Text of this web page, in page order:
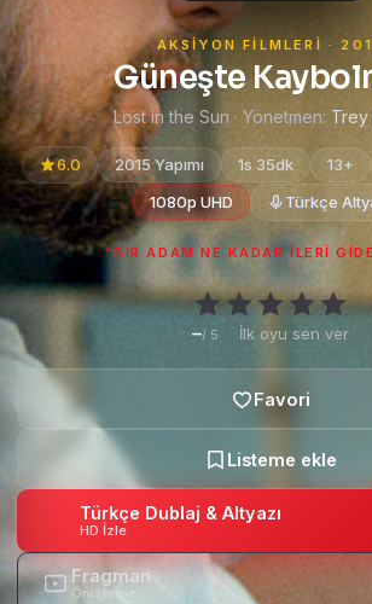
AKSIYON FILMLERI ·
Güneşte
Lost in the Sun · Yönetmen: Trey
6.0 2015 Yapımı 1s 35dk 13+
1080p UHD
Türkçe
“BIR ADAM NE KADAR ILERI
–/ 5 · İlk oyu sen ver
Türkçe Dublaj & Altyazı
HD İzle
Fragman
Önizleme